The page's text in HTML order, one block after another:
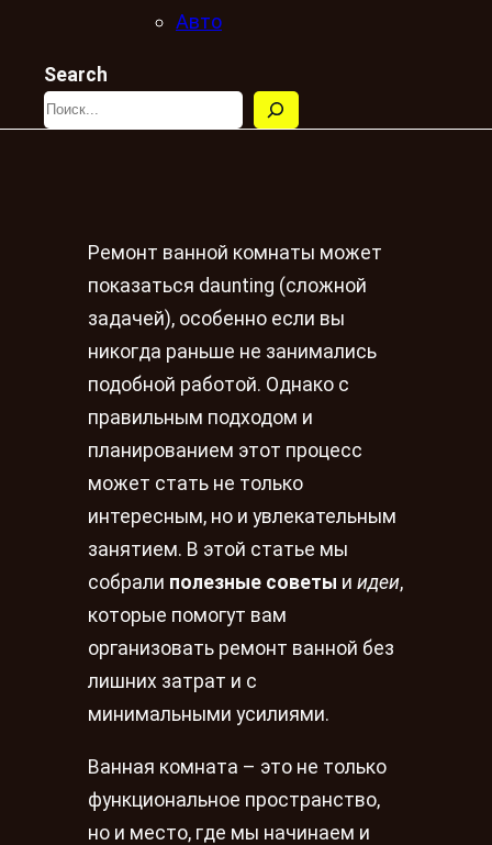
Авто
Search
Ремонт ванной комнаты может
показаться daunting (сложной
задачей), особенно если вы
никогда раньше не занимались
подобной работой. Однако с
правильным подходом и
планированием этот процесс
может стать не только
интересным, но и увлекательным
занятием. В этой статье мы
собрали полезные советы и идеи,
которые помогут вам
организовать ремонт ванной без
лишних затрат и с
минимальными усилиями.
Ванная комната – это не только
функциональное пространство,
но и место, где мы начинаем и